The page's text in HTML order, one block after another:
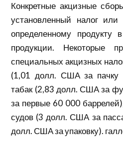
Конкретные акцизные
установленный налог
определенному продукту
продукции. Некоторые
специальных акцизных
(1,01 долл. США за пачку
табак (2,83 долл. США за
за первые 60 000
судов (3 долл. США за
долл. США за упаковку).